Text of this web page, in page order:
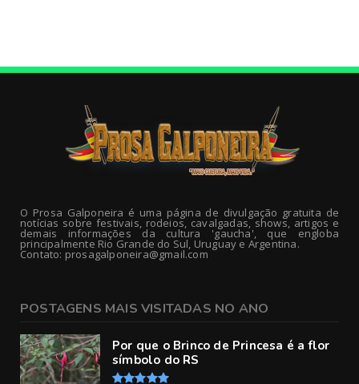
O Prosa Galponeira é uma página de divulgação gratuita de
notícias sobre festivais, rodeios, cavalgadas, shows, artigos e
demais informações da cultura 'gaucha', que engloba
principalmente Rio Grande do Sul, Uruguay e Argentina.
Contato: prosagalponeira@gmail.com
POSTAGENS MAIS VISITADAS NO ANO
Por que o Brinco de Princesa é a flor
símbolo do RS